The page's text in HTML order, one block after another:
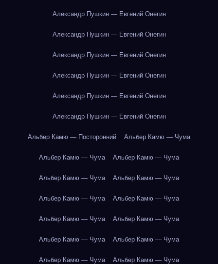
Александр Пушкин — Евгений Онегин
Александр Пушкин — Евгений Онегин
Александр Пушкин — Евгений Онегин
Александр Пушкин — Евгений Онегин
Александр Пушкин — Евгений Онегин
Александр Пушкин — Евгений Онегин
Альбер Камю — Посторонний Альбер Камю — Чума
Альбер Камю — Чума Альбер Камю — Чума
Альбер Камю — Чума Альбер Камю — Чума
Альбер Камю — Чума Альбер Камю — Чума
Альбер Камю — Чума Альбер Камю — Чума
Альбер Камю — Чума Альбер Камю — Чума
Альбер Камю — Чума Альбер Камю — Чума